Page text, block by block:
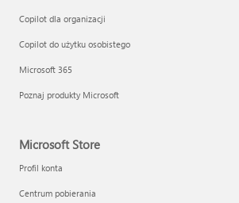
Copilot dla organizacji
Copilot do użytku osobistego
Microsoft 365
Poznaj produkty Microsoft
Microsoft Store
Profil konta
Centrum pobierania